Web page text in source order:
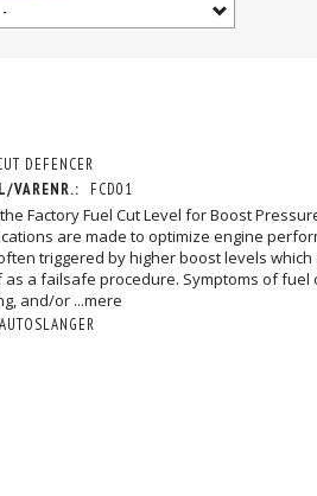
-
DEFENCER
VARENR.:
FCD01
Factory Fuel Cut Level for Boost
are made to optimize engine
triggered by higher boost levels
as a failsafe procedure. Symptoms of fuel
and/or ...mere
AUTOSLANGER